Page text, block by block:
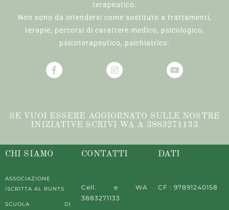
terapeutico.
Non sono da intendersi come sostituto a trattamenti,
terapie, percorsi di carattere medico, psicologico,
psicoterapeutico, psichiatrico.
SE VUOI ESSERE AGGIORNATO SULLE NOSTRE
INIZIATIVE SCRIVI WA A 3883271133
CHI SIAMO
ASSOCIAZIONE
ISCRITTA AL RUNTS
SCUOLA DI
CONTATTI
Cell. e WA
3883271133
DATI
CF : 97891240158